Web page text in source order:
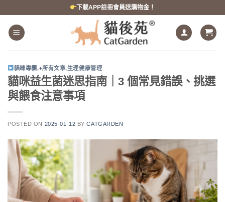
下載APP註冊會員送購物金！
貓咪專欄,♦所有文章,生理健康管理
貓咪益生菌迷思指南｜3 個常見錯誤、挑選
與餵食注意事項
POSTED ON 2025-01-12 BYCATGARDEN